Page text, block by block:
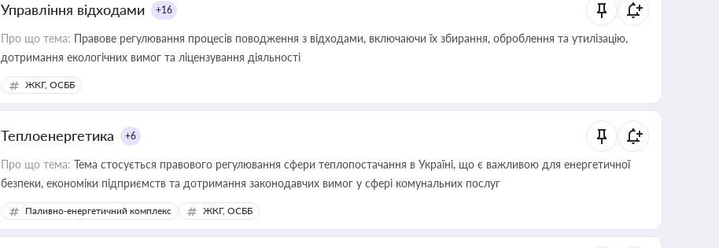
Управління відходами +16
Про що тема: Правове регулювання процесів поводження з відходами, включаючи їх збирання, оброблення та утилізацію,
дотримання екологічних вимог та ліцензування діяльності
ЖКГ, ОСББ
Теплоенергетика +6
Про що тема: Тема стосується правового регулювання сфери теплопостачання в Україні, що є важливою для енергетичної
безпеки, економіки підприємств та дотримання законодавчих вимог у сфері комунальних послуг
Паливно-енергетичний комплекс ЖКГ, ОСББ